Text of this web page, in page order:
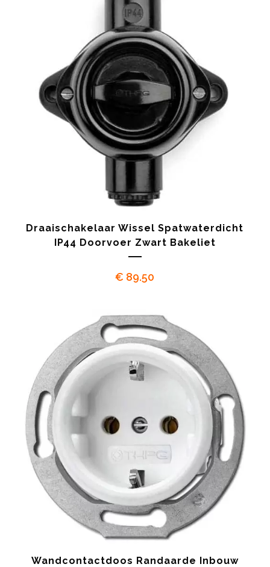
Draaischakelaar Wissel Spatwaterdicht
IP44 Doorvoer Zwart Bakeliet
€ 89.50
Wandcontactdoos Randaarde Inbouw